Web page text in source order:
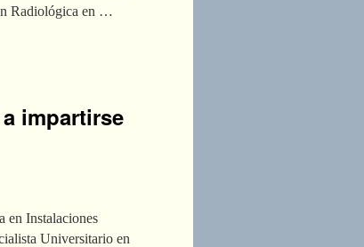
Radiológica en …
impartirse
en Instalaciones
Universitario en